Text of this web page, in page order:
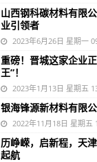
山西钢科碳材料有限
业引领者
2023年6月26日 星期一
重磅！晋城这家企业
王”！
2023年1月13日 星期五
银海锋源新材料有限
2022年11月18日 星期五
历峥嵘，启新程，天
起航